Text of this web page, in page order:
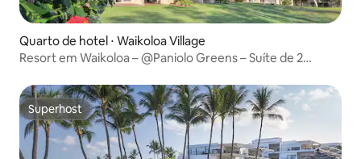
Quarto de hotel ⋅ Waikoloa Village
Resort em Waikoloa – @Paniolo Greens – Suíte de 2
Superhost
Superhost